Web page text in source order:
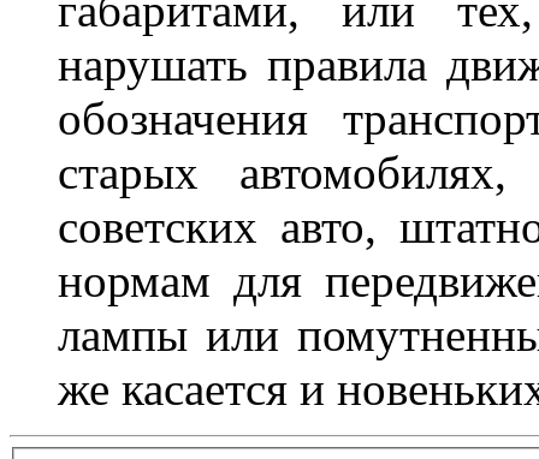
габаритами, или
нарушать правила
обозначения
старых
советских авто,
нормам для
лампы или
же касается и